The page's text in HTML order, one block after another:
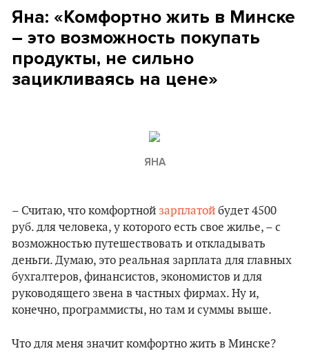
Яна: «Комфортно жить в Минске
– это возможность покупать
продукты, не сильно
зацикливаясь на цене»
ЯНА
– Считаю, что комфортной зарплатой будет 4500
руб. для человека, у которого есть свое жилье, – с
возможностью путешествовать и откладывать
деньги. Думаю, это реальная зарплата для главных
бухгалтеров, финансистов, экономистов и для
руководящего звена в частных фирмах. Ну и,
конечно, программисты, но там и суммы выше.
Что для меня значит комфортно жить в Минске?